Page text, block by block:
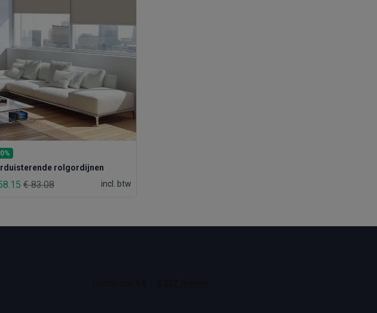
rolgordijnen
€ 83.08 incl. btw